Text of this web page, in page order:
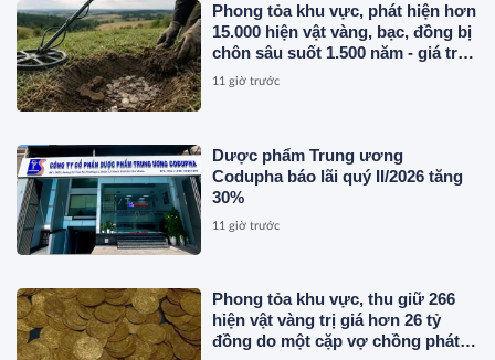
Phong tỏa khu vực, phát hiện hơn
15.000 hiện vật vàng, bạc, đồng bị
chôn sâu suốt 1.500 năm - giá trị
tương đương 63 tỷ đồng
11 giờ trước
Dược phẩm Trung ương
Codupha báo lãi quý II/2026 tăng
30%
11 giờ trước
Phong tỏa khu vực, thu giữ 266
hiện vật vàng trị giá hơn 26 tỷ
đồng do một cặp vợ chồng phát